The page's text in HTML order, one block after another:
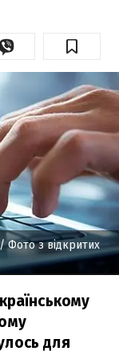
Фото з відкритих
для